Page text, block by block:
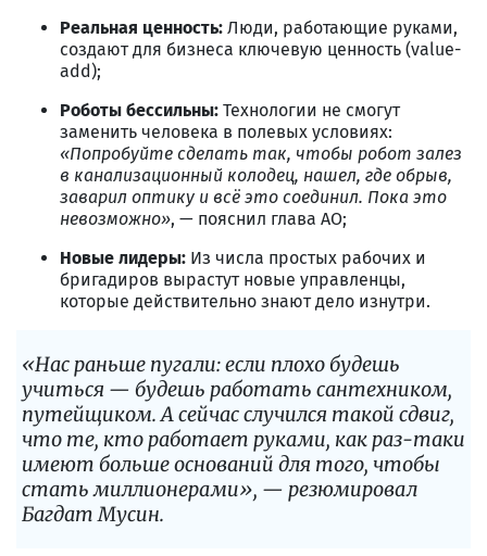
Реальная ценность: Люди, работающие руками,
создают для бизнеса ключевую ценность (value-
add);
Роботы бессильны: Технологии не смогут
заменить человека в полевых условиях:
«Попробуйте сделать так, чтобы робот залез
в канализационный колодец, нашел, где обрыв,
заварил оптику и всё это соединил. Пока это
невозможно», — пояснил глава АО;
Новые лидеры: Из числа простых рабочих и
бригадиров вырастут новые управленцы,
которые действительно знают дело изнутри.
«Нас раньше пугали: если плохо будешь
учиться — будешь работать сантехником,
путейщиком. А сейчас случился такой сдвиг,
что те, кто работает руками, как раз-таки
имеют больше оснований для того, чтобы
стать миллионерами», — резюмировал
Багдат Мусин.